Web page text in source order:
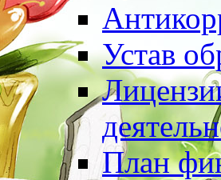
Устав
План